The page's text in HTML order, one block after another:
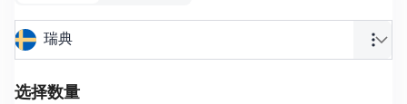
瑞典
选择数量